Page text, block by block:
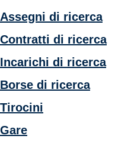
Assegni di ricerca
Contratti di ricerca
Incarichi di ricerca
Borse di ricerca
Tirocini
Gare